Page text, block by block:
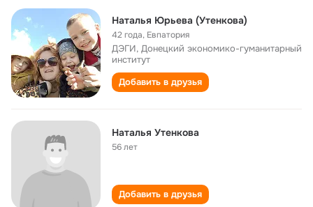
Наталья Юрьева (Утенкова)
42 года, Евпатория
ДЭГИ, Донецкий экономико-гуманитарный
институт
Добавить в друзья
Наталья Утенкова
56 лет
Добавить в друзья